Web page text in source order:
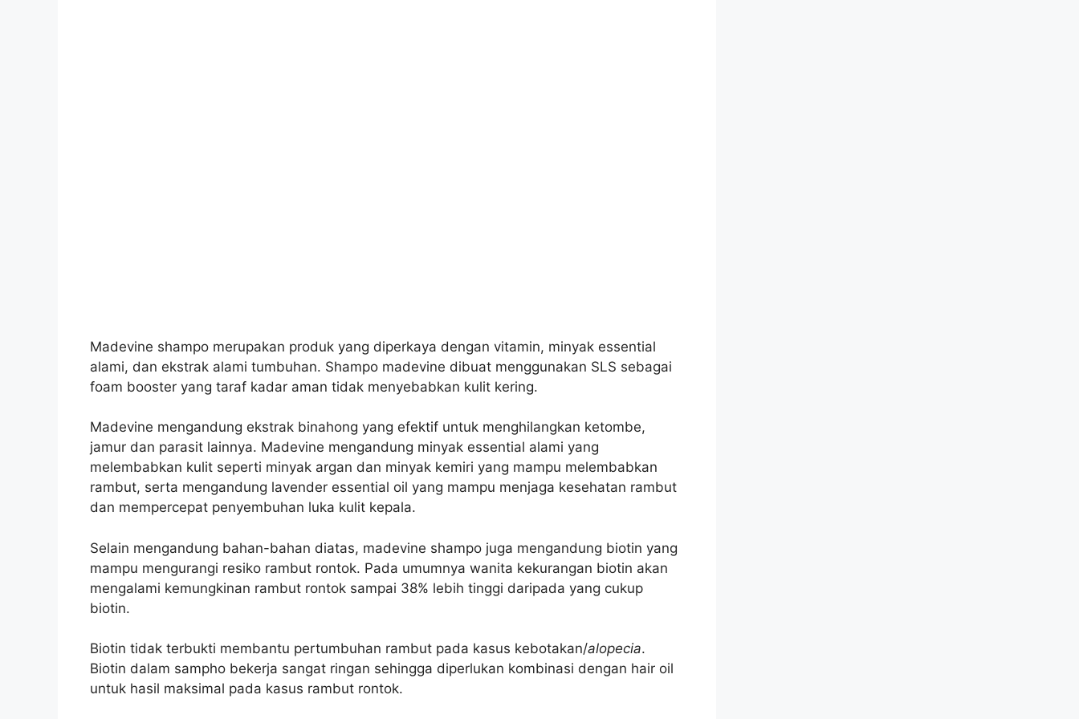
Madevine shampo merupakan produk yang diperkaya dengan vitamin, minyak essential
alami, dan ekstrak alami tumbuhan. Shampo madevine dibuat menggunakan SLS sebagai
foam booster yang taraf kadar aman tidak menyebabkan kulit kering.
Madevine mengandung ekstrak binahong yang efektif untuk menghilangkan ketombe,
jamur dan parasit lainnya. Madevine mengandung minyak essential alami yang
melembabkan kulit seperti minyak argan dan minyak kemiri yang mampu melembabkan
rambut, serta mengandung lavender essential oil yang mampu menjaga kesehatan rambut
dan mempercepat penyembuhan luka kulit kepala.
Selain mengandung bahan-bahan diatas, madevine shampo juga mengandung biotin yang
mampu mengurangi resiko rambut rontok. Pada umumnya wanita kekurangan biotin akan
mengalami kemungkinan rambut rontok sampai 38% lebih tinggi daripada yang cukup
biotin.
Biotin tidak terbukti membantu pertumbuhan rambut pada kasus kebotakan/alopecia.
Biotin dalam sampho bekerja sangat ringan sehingga diperlukan kombinasi dengan hair oil
untuk hasil maksimal pada kasus rambut rontok.